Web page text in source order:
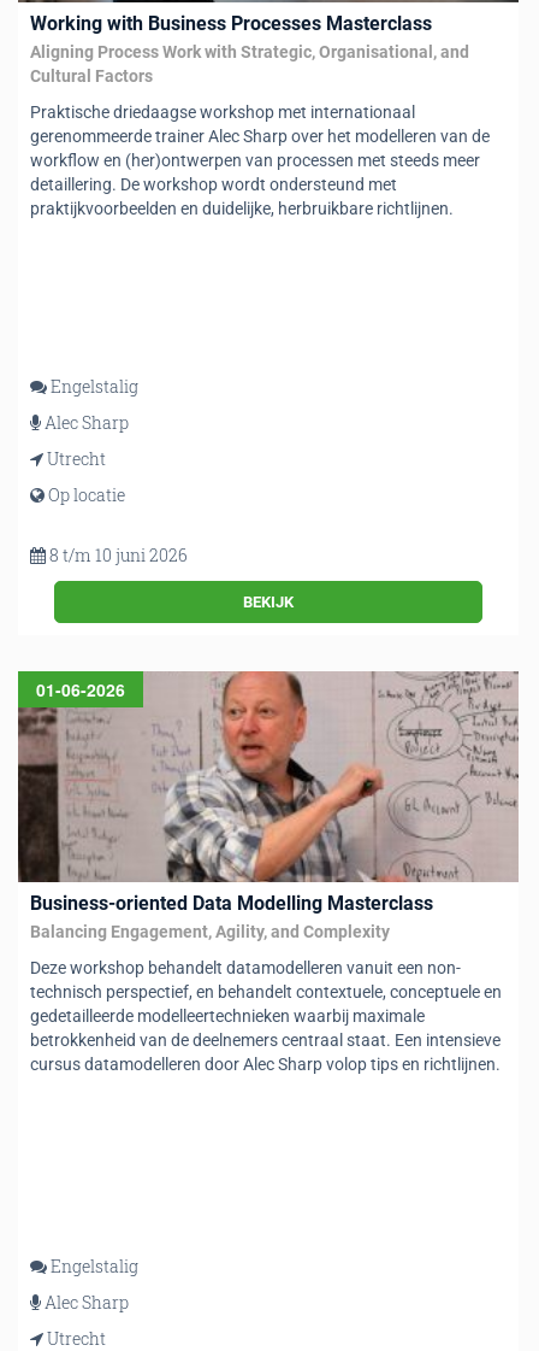
Working with Business Processes Masterclass
Aligning Process Work with Strategic, Organisational, and
Cultural Factors
Praktische driedaagse workshop met internationaal
gerenommeerde trainer Alec Sharp over het modelleren van de
workflow en (her)ontwerpen van processen met steeds meer
detaillering. De workshop wordt ondersteund met
praktijkvoorbeelden en duidelijke, herbruikbare richtlijnen.
Engelstalig
Alec Sharp
Utrecht
Op locatie
8 t/m 10 juni 2026
BEKIJK
01-06-2026
Business-oriented Data Modelling Masterclass
Balancing Engagement, Agility, and Complexity
Deze workshop behandelt datamodelleren vanuit een non-
technisch perspectief, en behandelt contextuele, conceptuele en
gedetailleerde modelleertechnieken waarbij maximale
betrokkenheid van de deelnemers centraal staat. Een intensieve
cursus datamodelleren door Alec Sharp volop tips en richtlijnen.
Engelstalig
Alec Sharp
Utrecht